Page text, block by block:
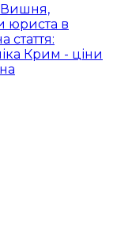
Вишня,
юриста в
стаття:
Крим - ціни